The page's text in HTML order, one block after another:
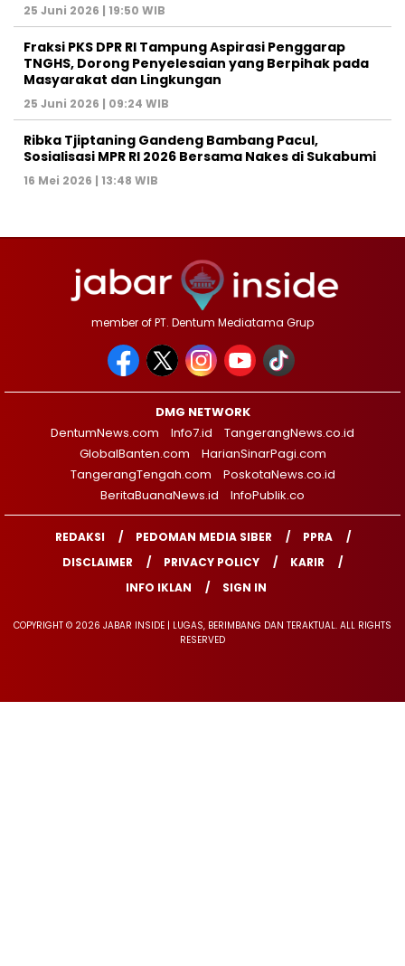
25 Juni 2026 | 19:50 WIB
‎Fraksi PKS DPR RI Tampung Aspirasi Penggarap
TNGHS, Dorong Penyelesaian yang Berpihak pada
Masyarakat dan Lingkungan‎
25 Juni 2026 | 09:24 WIB
Ribka Tjiptaning Gandeng Bambang Pacul,
Sosialisasi MPR RI 2026 Bersama Nakes di Sukabumi
16 Mei 2026 | 13:48 WIB
member of PT. Dentum Mediatama Grup
DMG NETWORK
DentumNews.com
Info7.id
TangerangNews.co.id
GlobalBanten.com
HarianSinarPagi.com
TangerangTengah.com
PoskotaNews.co.id
BeritaBuanaNews.id
InfoPublik.co
REDAKSI PEDOMAN MEDIA SIBER
PPRA
DISCLAIMER
PRIVACY POLICY
KARIR
INFO IKLAN
SIGN IN
COPYRIGHT © 2026 JABAR INSIDE | LUGAS, BERIMBANG DAN TERAKTUAL. ALL RIGHTS
RESERVED